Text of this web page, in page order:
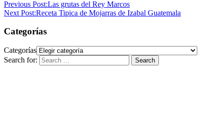
Previous Post:Las grutas del Rey Marcos
Next Post:Receta Tipica de Mojarras de Izabal Guatemala
Categorías
Categorías
Search for:
Search